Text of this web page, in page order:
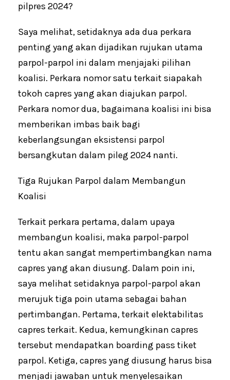
pilpres 2024?
Saya melihat, setidaknya ada dua perkara
penting yang akan dijadikan rujukan utama
parpol-parpol ini dalam menjajaki pilihan
koalisi. Perkara nomor satu terkait siapakah
tokoh capres yang akan diajukan parpol.
Perkara nomor dua, bagaimana koalisi ini bisa
memberikan imbas baik bagi
keberlangsungan eksistensi parpol
bersangkutan dalam pileg 2024 nanti.
Tiga Rujukan Parpol dalam Membangun
Koalisi
Terkait perkara pertama, dalam upaya
membangun koalisi, maka parpol-parpol
tentu akan sangat mempertimbangkan nama
capres yang akan diusung. Dalam poin ini,
saya melihat setidaknya parpol-parpol akan
merujuk tiga poin utama sebagai bahan
pertimbangan. Pertama, terkait elektabilitas
capres terkait. Kedua, kemungkinan capres
tersebut mendapatkan boarding pass tiket
parpol. Ketiga, capres yang diusung harus bisa
menjadi jawaban untuk menyelesaikan